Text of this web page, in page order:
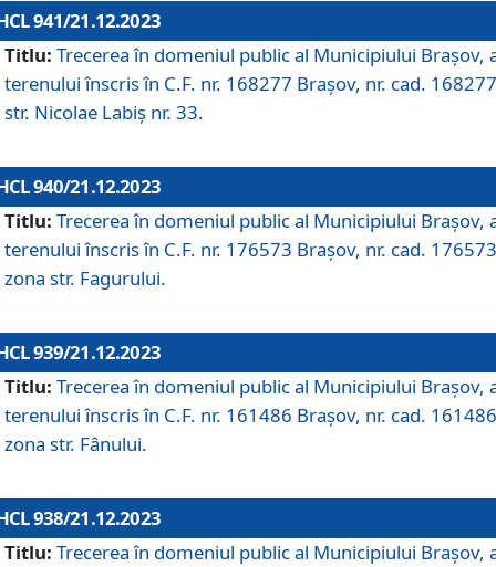
941/21.12.2023
Titlu: Trecerea în domeniul public al Municipiului Braşov,
terenului înscris în C.F. nr. 168277 Brașov, nr. cad.
str. Nicolae Labiș nr. 33.
940/21.12.2023
Titlu: Trecerea în domeniul public al Municipiului Braşov,
terenului înscris în C.F. nr. 176573 Brașov, nr. cad.
zona str. Fagurului.
939/21.12.2023
Titlu: Trecerea în domeniul public al Municipiului Braşov,
terenului înscris în C.F. nr. 161486 Brașov, nr. cad.
zona str. Fânului.
938/21.12.2023
Titlu: Trecerea în domeniul public al Municipiului Braşov,